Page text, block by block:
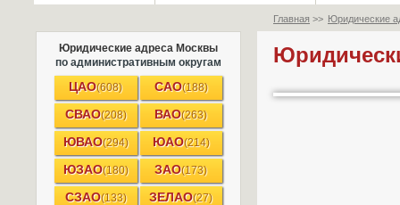
Юридические адреса Москвы
по административным округам
ЦАО(608) САО(188)
СВАО(208) ВАО(263)
ЮВАО(294) ЮАО(214)
ЮЗАО(180) ЗАО(173)
СЗАО(133) ЗЕЛАО(27)
Главная >> Юридические